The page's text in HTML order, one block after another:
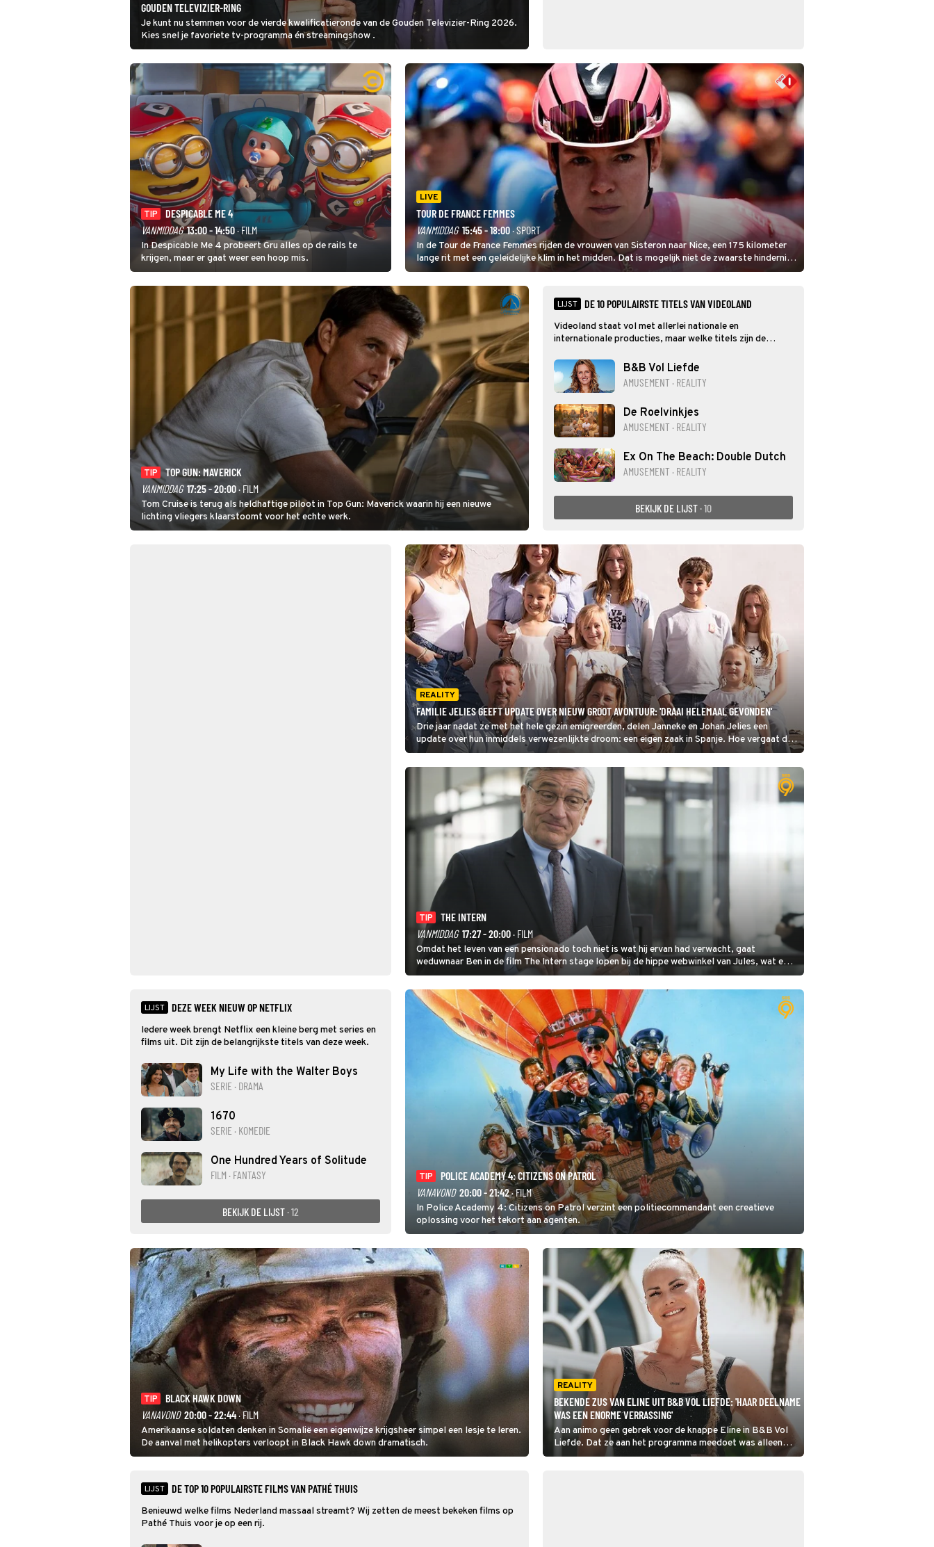
GOUDEN TELEVIZIER-RING
Je kunt nu stemmen voor de vierde kwalificatieronde van de Gouden Televizier-Ring 2026.
Kies snel je favoriete tv-programma én streamingshow .
TIP
DESPICABLE ME 4
VANMIDDAG 13:00 - 14:50· FILM
In Despicable Me 4 probeert Gru alles op de rails te
krijgen, maar er gaat weer een hoop mis.
LIVE
TOUR DE FRANCE FEMMES
VANMIDDAG 15:45 - 18:00· SPORT
In de Tour de France Femmes rijden de vrouwen van Sisteron naar Nice, een 175 kilometer
lange rit met een geleidelijke klim in het midden. Dat is mogelijk niet de zwaarste hindernis,
dat is de temperatuur. Het kan in Nice namelijk bloedheet worden.
TIP
TOP GUN: MAVERICK
VANMIDDAG 17:25 - 20:00· FILM
Tom Cruise is terug als heldhaftige piloot in Top Gun: Maverick waarin hij een nieuwe
lichting vliegers klaarstoomt voor het echte werk.
LIJST DE 10 POPULAIRSTE TITELS VAN VIDEOLAND
Videoland staat vol met allerlei nationale en
internationale producties, maar welke titels zijn de
van meest bekeken items!B&B Vol Liefde
AMUSEMENT · REALITY
De Roelvinkjes
AMUSEMENT · REALITY
Ex On The Beach: Double Dutch
AMUSEMENT · REALITY
BEKIJK DE LIJST · 10
REALITY
FAMILIE JELIES GEEFT UPDATE OVER NIEUW GROOT AVONTUUR: 'DRAAI HELEMAAL GEVONDEN'
Drie jaar nadat ze met het hele gezin emigreerden, delen Janneke en Johan Jelies een
update over hun inmiddels verwezenlijkte droom: een eigen zaak in Spanje. Hoe vergaat dit
nieuwe avontuur ze?
TIP
THE INTERN
VANMIDDAG 17:27 - 20:00· FILM
Omdat het leven van een pensionado toch niet is wat hij ervan had verwacht, gaat
weduwnaar Ben in de film The Intern stage lopen bij de hippe webwinkel van Jules, wat een
gouden zet blijkt te zijn.
LIJST DEZE WEEK NIEUW OP NETFLIX
Iedere week brengt Netflix een kleine berg met series en
films uit. Dit zijn de belangrijkste titels van deze week.
My Life with the Walter Boys
SERIE · DRAMA
1670
SERIE · KOMEDIE
One Hundred Years of Solitude
FILM · FANTASY
BEKIJK DE LIJST · 12
TIP
POLICE ACADEMY 4: CITIZENS ON PATROL
VANAVOND 20:00 - 21:42· FILM
In Police Academy 4: Citizens on Patrol verzint een politiecommandant een creatieve
oplossing voor het tekort aan agenten.
TIP
BLACK HAWK DOWN
VANAVOND 20:00 - 22:44· FILM
Amerikaanse soldaten denken in Somalië een eigenwijze krijgsheer simpel een lesje te leren.
De aanval met helikopters verloopt in Black Hawk down dramatisch.
REALITY
BEKENDE ZUS VAN ELINE UIT B&B VOL LIEFDE: 'HAAR DEELNAME
WAS EEN ENORME VERRASSING'
Aan animo geen gebrek voor de knappe Eline in B&B Vol
Liefde. Dat ze aan het programma meedoet was alleen
best even een schok voor haar familie, onder wie haar
LIJST DE TOP 10 POPULAIRSTE FILMS VAN PATHÉ THUIS
Benieuwd welke films Nederland massaal streamt? Wij zetten de meest bekeken films op
Pathé Thuis voor je op een rij.